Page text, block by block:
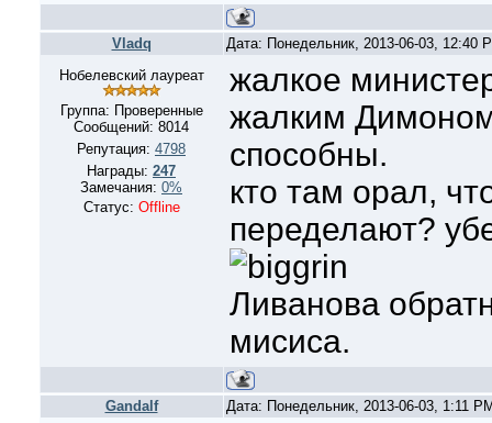
Vladq
Дата: Понедельник, 2013-06-03, 12:40
Нобелевский лауреат
Группа: Проверенные
Сообщений: 8014
Репутация: 4798
Награды: 247
Замечания: 0%
Статус: Offline
жалкое
жалким
способны.
кто там орал,
переделают?
Ливанова
мисиса.
Gandalf
Дата: Понедельник, 2013-06-03, 1:11